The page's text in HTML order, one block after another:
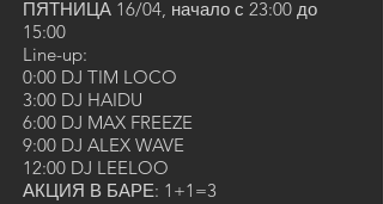
ПЯТНИЦА 16/04, начало с 23:00 до
15:00
Line-up:
0:00 DJ TIM LOCO
3:00 DJ HAIDU
6:00 DJ MAX FREEZE
9:00 DJ ALEX WAVE
12:00 DJ LEELOO
АКЦИЯ В БАРЕ: 1+1=3